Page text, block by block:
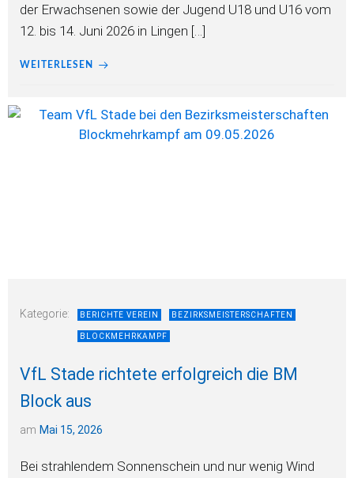
der Erwachsenen sowie der Jugend U18 und U16 vom
12. bis 14. Juni 2026 in Lingen […]
WEITERLESEN
Kategorie: BERICHTE VEREIN BEZIRKSMEISTERSCHAFTEN
BLOCKMEHRKAMPF
VfL Stade richtete erfolgreich die BM
Block aus
am Mai 15, 2026
Bei strahlendem Sonnenschein und nur wenig Wind